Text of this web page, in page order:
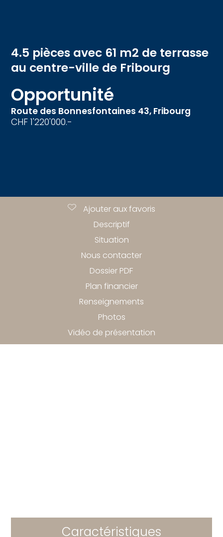
4.5 pièces avec 61 m2 de terrasse
au centre-ville de Fribourg
Opportunité
Route des Bonnesfontaines 43, Fribourg
CHF 1'220'000.-
Descriptif
Situation
Nous contacter
Ajouter aux favoris
Dossier PDF
Plan financier
Renseignements
Photos
Vidéo de présentation
Caractéristiques